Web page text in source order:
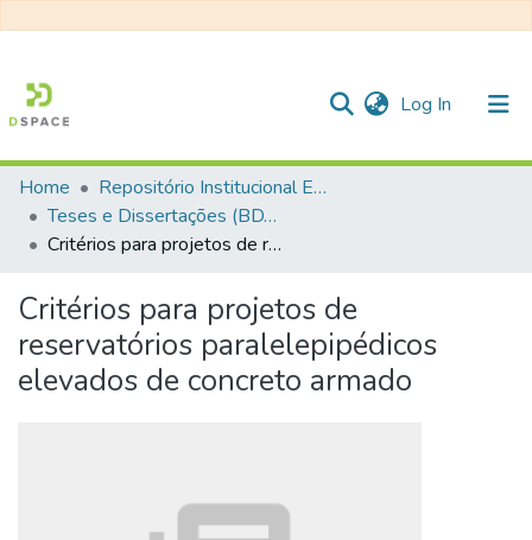
Log In (current)
Communities & Collections
All of DSpace
Statistics
Home
Repositório Institucional EESC
Teses e Dissertações (BDTD USP)
Critérios para projetos de reservatórios paralelepipédicos elevados de concreto armado
Critérios para projetos de
reservatórios paralelepipédicos
elevados de concreto armado